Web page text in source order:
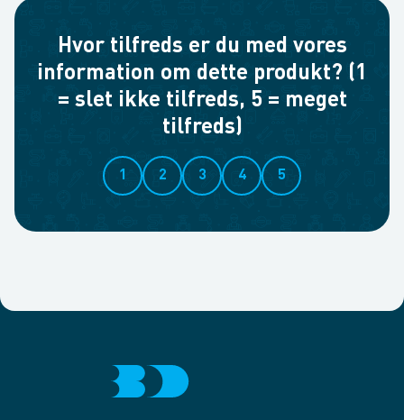
Hvor tilfreds er du med vores
information om dette produkt? (1
= slet ikke tilfreds, 5 = meget
tilfreds)
1 2 3 4 5